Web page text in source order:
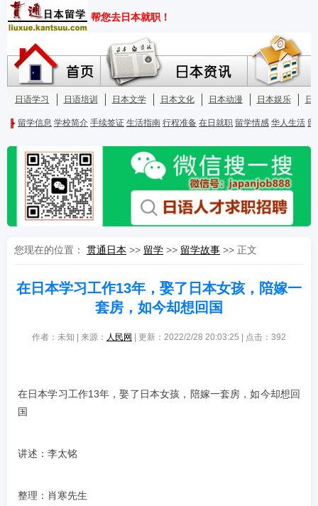
您现在的位置： 贯通日本 >> 留学 >> 留学故事 >> 正文
在日本学习工作13年，娶了日本女孩，陪嫁一
套房，如今却想回国
作者：未知 | 来源： 人民网 | 更新：2022/2/28 20:03:25 | 点击： 392
在日本学习工作13年，娶了日本女孩，陪嫁一套房，如今却想回
国
讲述：李太铭
整理：肖寒先生